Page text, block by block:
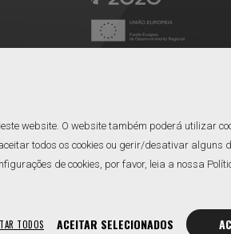
website. O website também poderá utilizar
todos os cookies ou gerir/desativar alguns
de cookies, por favor, leia a nossa
TODOS ACEITAR SELECIONADOS